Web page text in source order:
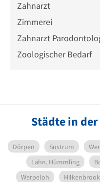
Zahnarzt
Zimmerei
Zahnarzt
Zoologischer Bedarf
Städte in
Dörpen Sustrum
Lahn, Hümmling
Werpeloh
Hilkenbrook